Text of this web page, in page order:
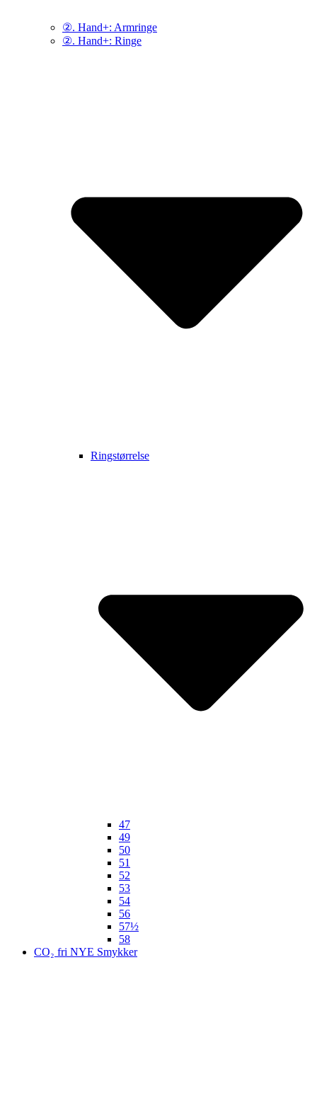
②. Hand+: Armringe
②. Hand+: Ringe
Ringstørrelse
47
49
50
51
52
53
54
56
57½
58
CO₂ fri NYE Smykker